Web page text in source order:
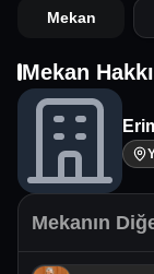
Mekan
Mekan
Mekanın